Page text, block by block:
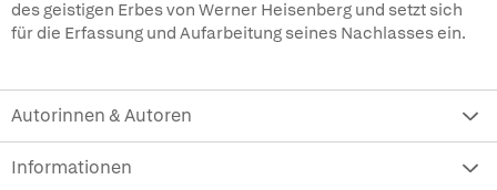
des geistigen Erbes von Werner Heisenberg und setzt sich
für die Erfassung und Aufarbeitung seines Nachlasses ein.
Autorinnen & Autoren
Informationen